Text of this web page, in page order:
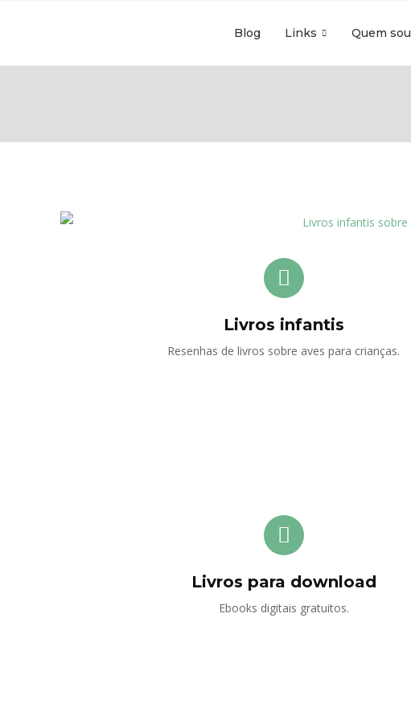
Blog Links Quem sou
Livros infantis
Resenhas de livros sobre aves para crianças.
Livros para download
Ebooks digitais gratuitos.